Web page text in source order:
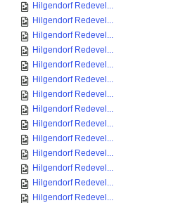
Hilgendorf Redevel...
Hilgendorf Redevel...
Hilgendorf Redevel...
Hilgendorf Redevel...
Hilgendorf Redevel...
Hilgendorf Redevel...
Hilgendorf Redevel...
Hilgendorf Redevel...
Hilgendorf Redevel...
Hilgendorf Redevel...
Hilgendorf Redevel...
Hilgendorf Redevel...
Hilgendorf Redevel...
Hilgendorf Redevel...